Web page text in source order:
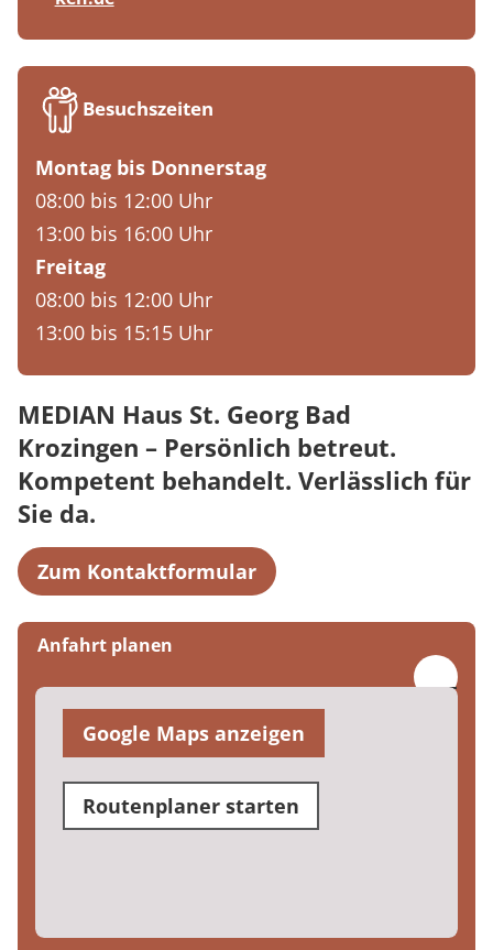
Besuchszeiten
Montag bis Donnerstag
08:00 bis 12:00 Uhr
13:00 bis 16:00 Uhr
Freitag
08:00 bis 12:00 Uhr
13:00 bis 15:15 Uhr
MEDIAN Haus St. Georg Bad
Krozingen – Persönlich betreut.
Kompetent behandelt. Verlässlich für
Sie da.
Zum Kontaktformular
Anfahrt planen
Google Maps anzeigen
Routenplaner starten